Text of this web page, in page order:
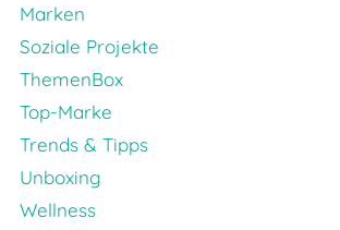
Marken
Soziale Projekte
ThemenBox
Top-Marke
Trends & Tipps
Unboxing
Wellness